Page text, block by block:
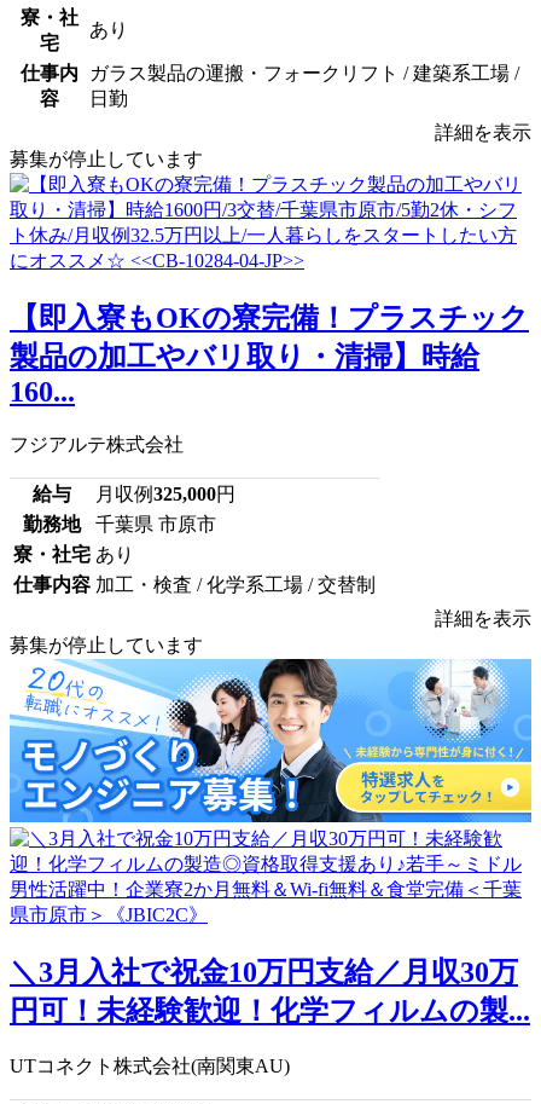
寮・社
宅
あり
仕事内
容
ガラス製品の運搬・フォークリフト / 建築系工場 /
日勤
詳細を表示
募集が停止しています
【即入寮もOKの寮完備！プラスチック
製品の加工やバリ取り・清掃】時給
160...
フジアルテ株式会社
給与 月収例325,000円
勤務地
千葉県 市原市
寮・社宅 あり
仕事内容 加工・検査 / 化学系工場 / 交替制
詳細を表示
募集が停止しています
＼3月入社で祝金10万円支給／月収30万
円可！未経験歓迎！化学フィルムの製...
UTコネクト株式会社(南関東AU)